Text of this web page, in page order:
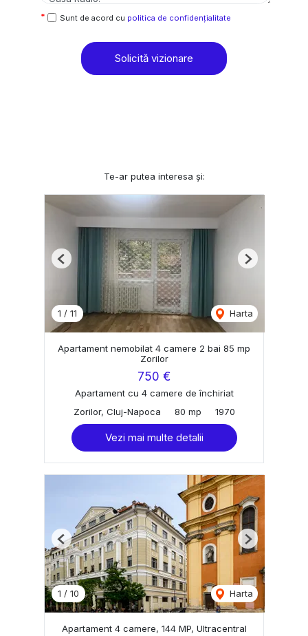
Sunt de acord cu politica de confidențialitate
Solicită vizionare
Te-ar putea interesa și:
1 / 11 Harta
Previous Next
Apartament nemobilat 4 camere 2 bai 85 mp
Zorilor
750 €
Apartament cu 4 camere de închiriat
Zorilor, Cluj-Napoca
80 mp 1970
Vezi mai multe detalii
1 / 10 Harta
Previous Next
Apartament 4 camere, 144 MP, Ultracentral